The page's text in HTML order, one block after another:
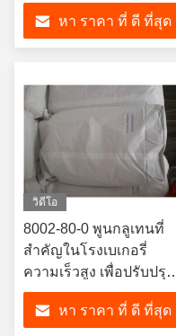
ความแข็งแรงของหมัก
หา ราคา ที่ ดี ที่สุด
วิดีโอ
8002-80-0 พูนกลูเทนที่
สําคัญในโรงเบเกอรี่
ความเร็วสูง เพื่อปรับปรุง
ความแข็งแกร่งของหมัก
หา ราคา ที่ ดี ที่สุด